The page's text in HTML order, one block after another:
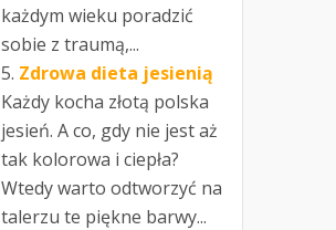
każdym wieku poradzić
sobie z traumą,...
Zdrowa dieta jesienią
Każdy kocha złotą polska
jesień. A co, gdy nie jest aż
tak kolorowa i ciepła?
Wtedy warto odtworzyć na
talerzu te piękne barwy...